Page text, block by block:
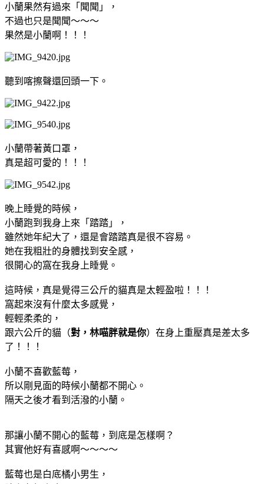
小蘭果然有過來「聞聞」，
不過也只是聞聞～～～
果然是小蘭啊！！！
聽到喀擦聲還回頭一下。
小蘭帶著黃口罩，
真是超可愛的！！！
晚上睡覺的時候，
小蘭跑到我身上來「踏踏」，
雖然她年紀大了，還是會踏踏真是很不容易。
她在我粗壯的身體找到安全感，
很開心的窩在我身上睡覺。
這時候，真是覺得三公斤的貓真是太輕盈啦！！！
窩起來沒有什麼太多感覺，
輕輕柔柔的，
跟六公斤的貓（對，林喵胖就是你）在身上重壓真是差太多
了！！！
小蘭不喜歡藍莓，
所以剛見面的時候小蘭都不開心。
隔天之後才看到活潑的小蘭。
那讓小蘭不開心的藍莓，到底是怎樣啊？
其實他好有喜感啊～～～～
藍莓也是白底橘小男生，